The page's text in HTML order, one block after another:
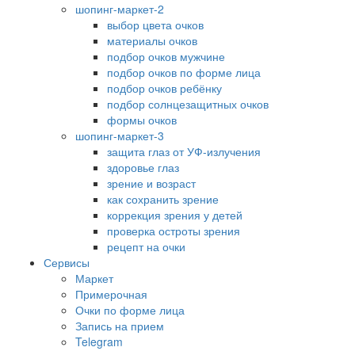
шопинг-маркет-2
выбор цвета очков
материалы очков
подбор очков мужчине
подбор очков по форме лица
подбор очков ребёнку
подбор солнцезащитных очков
формы очков
шопинг-маркет-3
защита глаз от УФ-излучения
здоровье глаз
зрение и возраст
как сохранить зрение
коррекция зрения у детей
проверка остроты зрения
рецепт на очки
Сервисы
Маркет
Примерочная
Очки по форме лица
Запись на прием
Telegram